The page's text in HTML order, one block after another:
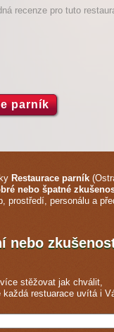
recenze pro tuto
parník
Restaurace parník
nebo špatné
prostředí, personálu a
nebo
stěžovat jak chválit,
každárestuarace uvítá i